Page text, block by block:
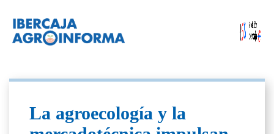
La agroecología y la